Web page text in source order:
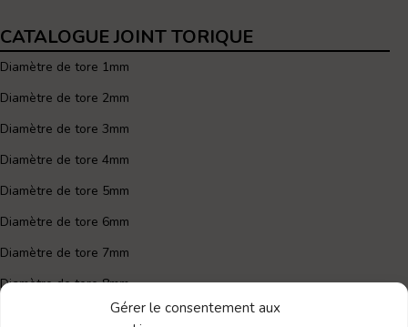
Gérer le consentement aux
CATALOGUE JOINT TORIQUE
Diamètre de tore 5mm
Diamètre de tore 6mm
Diamètre de tore 7mm
Diamètre de tore 8mm
Diamètre de tore 1mm
Diamètre de tore 2mm
Diamètre de tore 3mm
Diamètre de tore 4mm